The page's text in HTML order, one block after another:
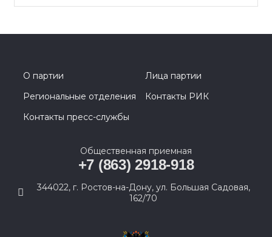
О партии
Лица партии
Региональные отделения
Контакты РИК
Контакты пресс-службы
Общественная приемная
+7 (863) 2918-918
344022, г. Ростов-на-Дону, ул. Большая Садовая,
162/70